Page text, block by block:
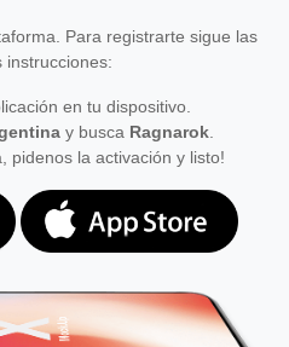
Para registrarte sigue las
instrucciones:
en tu dispositivo.
y busca Ragnarok.
pidenos la activación y listo!